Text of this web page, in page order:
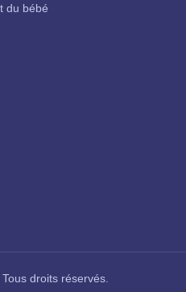
du bébé
droits réservés.